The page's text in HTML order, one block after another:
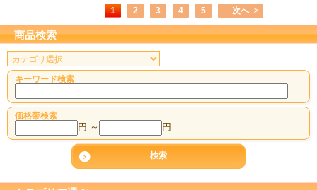
1 2 3 4 5 次へ
商品検索
キーワード検索
価格帯検索
円 ～ 円